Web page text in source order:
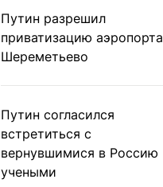
Путин разрешил
приватизацию аэропорта
Шереметьево
Путин согласился
встретиться с
вернувшимися в Россию
учеными